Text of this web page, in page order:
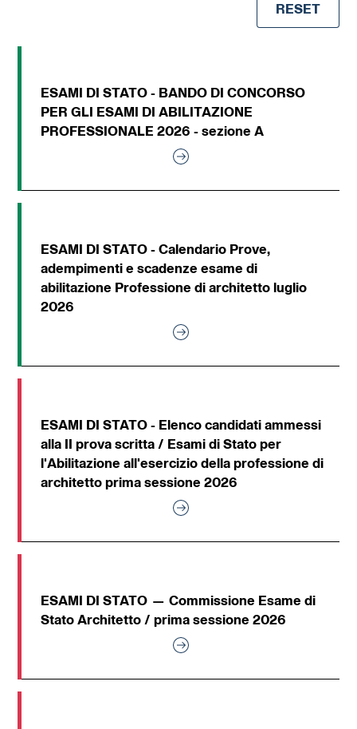
RESET
ESAMI DI STATO - BANDO DI CONCORSO
PER GLI ESAMI DI ABILITAZIONE
PROFESSIONALE 2026 - sezione A
ESAMI DI STATO - Calendario Prove,
adempimenti e scadenze esame di
abilitazione Professione di architetto luglio
2026
ESAMI DI STATO - Elenco candidati ammessi
alla II prova scritta / Esami di Stato per
l'Abilitazione all'esercizio della professione di
architetto prima sessione 2026
ESAMI DI STATO — Commissione Esame di
Stato Architetto / prima sessione 2026